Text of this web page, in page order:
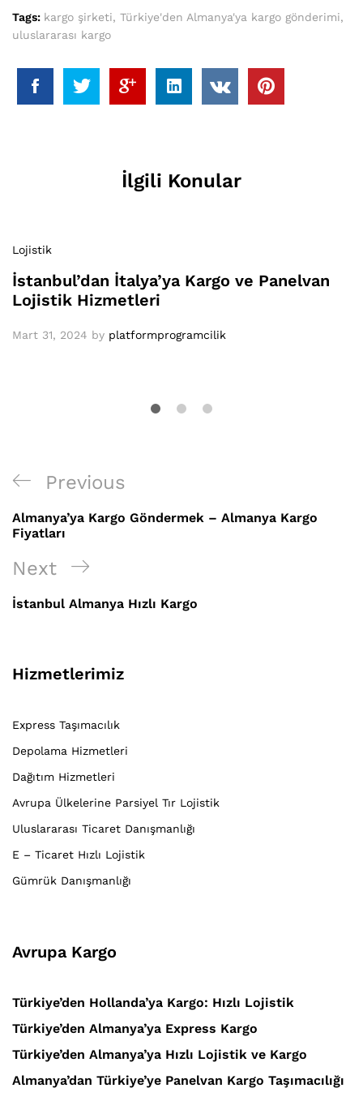
Tags: kargo şirketi, Türkiye'den Almanya'ya kargo gönderimi,
uluslararası kargo
İlgili Konular
Lojistik
İstanbul’dan İtalya’ya Kargo ve Panelvan
Lojistik Hizmetleri
Mart 31, 2024 by platformprogramcilik
Yazı
gezinmesi
Previous
Post
Previous
Almanya’ya Kargo Göndermek – Almanya Kargo
Fiyatları
Next
Post
Next
İstanbul Almanya Hızlı Kargo
Hizmetlerimiz
Express Taşımacılık
Depolama Hizmetleri
Dağıtım Hizmetleri
Avrupa Ülkelerine Parsiyel Tır Lojistik
Uluslararası Ticaret Danışmanlığı
E – Ticaret Hızlı Lojistik
Gümrük Danışmanlığı
Avrupa Kargo
Türkiye’den Hollanda’ya Kargo: Hızlı Lojistik
Türkiye’den Almanya’ya Express Kargo
Türkiye’den Almanya’ya Hızlı Lojistik ve Kargo
Almanya’dan Türkiye’ye Panelvan Kargo Taşımacılığı